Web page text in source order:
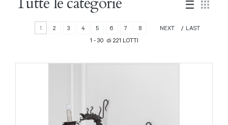
1 - 30 di 221 LOTTI
1 2 3 4 5 6 7 8 NEXT LAST